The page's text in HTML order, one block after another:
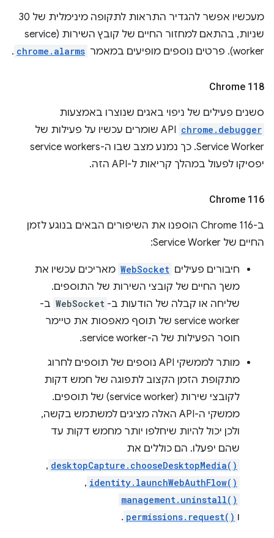
מעכשיו אפשר להגדיר התראות לתקופה מינימלית של 30
שניות, בהתאם למחזור החיים של קובץ השירות (service
worker). פרטים נוספים מופיעים במאמר
chrome.alarms
.
Chrome 118
סשנים פעילים של ניפוי באגים שנוצרו באמצעות
chrome.debugger
API שומרים עכשיו על פעילות של
Service Worker. כך נמנע מצב שבו ה-service workers
יפסיקו לפעול במהלך קריאות ל-API הזה.
Chrome 116
ב-Chrome 116 הוספנו את השיפורים הבאים בנוגע לזמן
החיים של Service Worker:
חיבורים פעילים WebSocket מאריכים עכשיו את
משך החיים של קובצי השירות של התוספים.
שליחה או קבלה של הודעות ב- WebSocket ב-
service worker של תוסף מאפסות את טיימר
חוסר הפעילות של ה-service worker.
מותר לממשקי API נוספים של תוספים לחרוג
מתקופת הזמן הקצוב לתפוגה של חמש דקות
לקובצי שירות (service worker) של תוספים.
ממשקי ה-API האלה מציגים למשתמש בקשה,
ולכן יכול להיות שיחלפו יותר מחמש דקות עד
שהם יפעלו. הם כוללים את
desktopCapture.chooseDesktopMedia()
,‏
identity.launchWebAuthFlow()
,‏
management.uninstall()
ו permissions.request()
.